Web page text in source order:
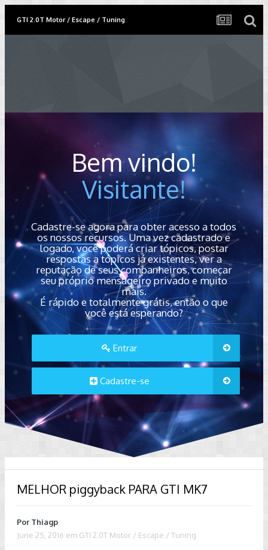
GTI 2.0T Motor / Escape / Tuning
Bem vindo!
Visitante!
Cadastre-se agora para obter acesso a todos
os nossos recursos. Uma vez cadastrado e
logado, você poderá criar tópicos, postar
respostas a tópicos já existentes, ver a
reputação de seus companheiros, começar
seu próprio mensageiro privado e muito
mais.
É rápido e totalmente grátis, então o que
você está esperando?
Entrar
Cadastre-se
MELHOR piggyback PARA GTI MK7
Por Thiagp
June 25, 2016 em GTI 2.0T Motor / Escape / Tuning